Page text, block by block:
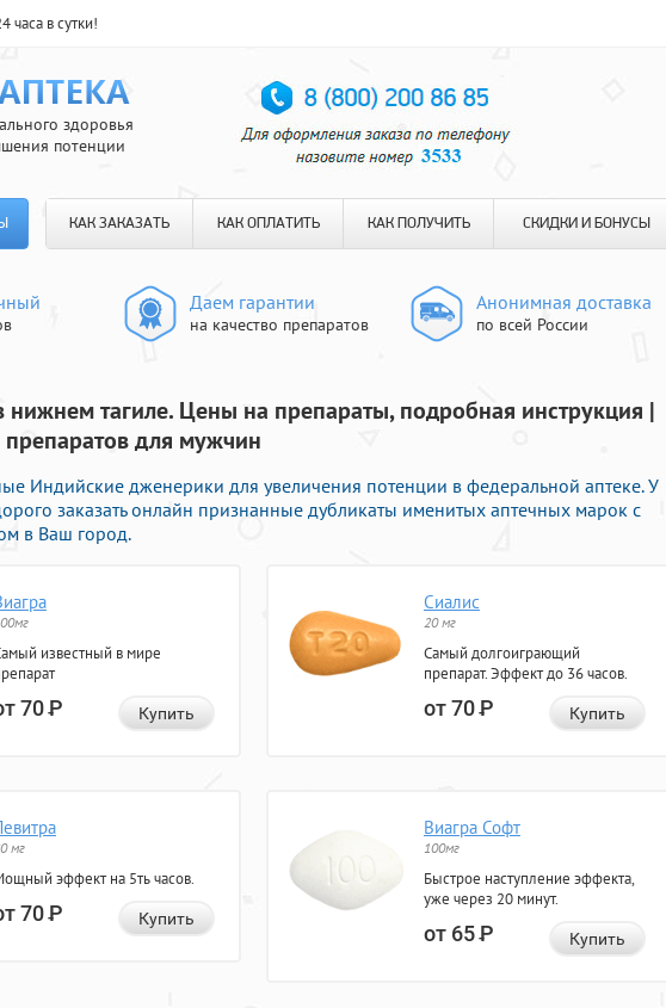
часа в сутки!
здоровья
потенции
КАК ЗАКАЗАТЬ КАК ОПЛАТИТЬ КАК ПОЛУЧИТЬ СКИДКИ И БОНУСЫ
Даем гарантии
на качество препаратов
Анонимная доставка
по всей России
нижнем тагиле. Цены на препараты, подробная инструкция |
для мужчин
Индийские дженерики для увеличения потенции в федеральной аптеке. У
заказать онлайн признанные дубликаты именитых аптечных марок с
в Ваш город.
известный в мире
70Р Купить
Сиалис
20 мг
Самый долгоиграющий
препарат. Эффект до 36 часов.
от 70Р Купить
мг
эффект на 5ть часов.
70Р Купить
Виагра Софт
100мг
Быстрое наступление эффекта,
уже через 20 минут.
от 65Р Купить